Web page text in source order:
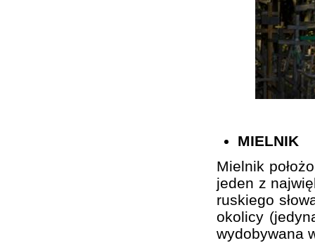
MIELNIK
Mielnik
jeden z
ruskiego
okolicy
wydobywana